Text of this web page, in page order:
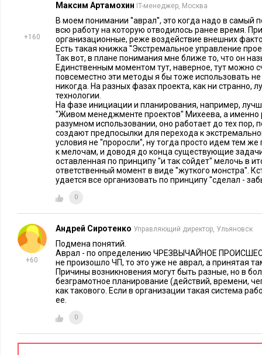
Существует несколько способов избавления от аврала. Их
три категории: тактические и культурные.
Тактические методыможно реализовать быстро, не вводя
политики компании.
Привлеките к решению проблем временных помощников.
временных работников, конечно, есть свои
только при разовых, а не постоянных авральных
помощников из других подразделений организации, вы
Остановите работу.Когда проблем становится
до тех пор, пока не решите их все. Или же ставьте
когда удалите из нее одну старую.
поведении старших менеджеров. Даже в тех компаниях, в
авралов, их может породить сверхнормативная работа. И
играет принятая в организации культура решения проблем.
далеки от проблем, что не видят их последствий, и если
авральщиков, то она может попасть в порочный круг.
от организационной культуры, принятой в среде
Не допускайте латания дыр.Мы уже обсуждали
+160
Максим Артамохин IT-менеджер, Москва
В моем понимании ''аврал'', это когда надо в самый
всю работу на которую отводилось ранее время.
организационные, реже воздействие внешних
Есть такая книжка ''Экстремальное управление
Так вот, в плане понимания мне ближе то, что он
Единственным моментом тут, наверное, тут можно
повсеместно эти методы я бы тоже использовать
никогда. На разных фазах проекта, как ни странно,
технологии.
На фазе инициации и планирования, например,
''Живом менеджменте проектов'' Михеева, а именно
разумном использовании, оно работает до тех пор,
создают предпосылки для перехода к
условия не ''проросли'', ну тогда просто идем тем
к мелочам, и доводя до конца существующие
оставленная по принципу ''и так сойдет'' мелочь в
ответственный момент в виде ''жуткого монстра''.
удается все организовать по принципу ''сделал -
0
+60
Андрей Сиротенко Управляющий директор, Ульяновск
Подмена понятий.
Аврал - по определению ЧРЕЗВЫЧАЙНОЕ
не произошло ЧП, то это уже не аврал, а принятая
Причины возникновения могут быть разные, но в
безграмотное планирование (действий, времени,
как такового. Если в организации такая система
ее.
0